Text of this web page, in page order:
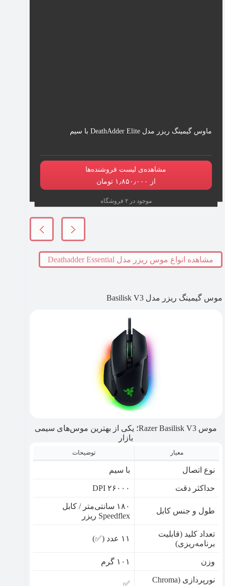
ماوس گیمینگ ریزر مدل DeathAdder Elite با سیم
مشاهده‌ی لیست فروشنده‌ها
از ۱٫۸۵۰٫۰۰۰ تومان
موجود در ۲ فروشگاه
مشاهده انواع موس ریزر مدل Deathadder Essential
موس گیمینگ ریزر مدل Basilisk V3
موس Razer Basilisk V3؛ یکی از بهترین موس‌های سیمی
بازار
معیار توضیحات
نوع اتصال با سیم
حداکثر دقت ۲۶۰۰۰ DPI
طول و جنس کابل
۱۸۰ سانتی‌متر / کابل
Speedflex ریزر
تعداد کلید (قابلیت
برنامه‌ریزی)
۱۱ عدد (✅)
وزن ۱۰۱ گرم
نورپردازی (Chroma
✅